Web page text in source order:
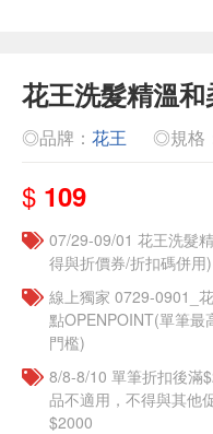
花王洗髮精溫
◎品牌： 花王 ◎規格
$ 109
07/29-09/01 花王洗髮
得與折價券/折扣碼併用)
線上獨家 0729-0901_
點OPENPOINT(單筆最
門檻)
8/8-8/10 單筆折扣後滿
品不適用，不得與其他
$2000